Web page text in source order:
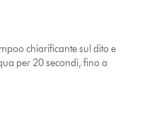
chiarificante sul dito e
per 20 secondi, fino a